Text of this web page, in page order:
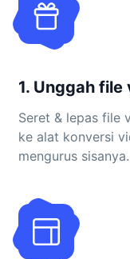
1. Unggah file
Seret & lepas file
ke alat konversi
mengurus sisanya.